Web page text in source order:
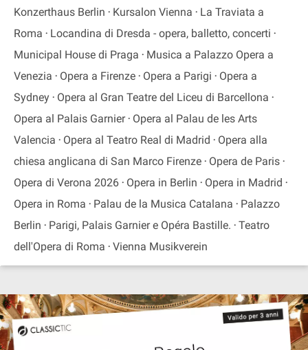
Konzerthaus Berlin
Kursalon Vienna
La Traviata a
Roma
Locandina di Dresda - opera, balletto, concerti
Municipal House di Praga
Musica a Palazzo Opera a
Venezia
Opera a Firenze Opera a Parigi
Opera a
Sydney
Opera al Gran Teatre del Liceu di Barcellona
Opera al Palais Garnier
Opera al Palau de les Arts
Valencia
Opera al Teatro Real di Madrid
Opera alla
chiesa anglicana di San Marco Firenze
Opera de Paris
Opera di Verona 2026
Opera in Berlin
Opera in Madrid
Opera in Roma
Palau de la Musica Catalana
Palazzo
Berlin
Parigi, Palais Garnier e Opéra Bastille.
Teatro
dell'Opera di Roma
Vienna Musikverein